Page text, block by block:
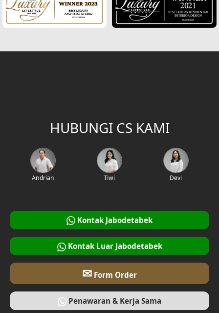
HUBUNGI CS KAMI
Andrian Tiwi Devi
Kontak Jabodetabek
Kontak Luar Jabodetabek
✉ Form Order
Penawaran & Kerja Sama